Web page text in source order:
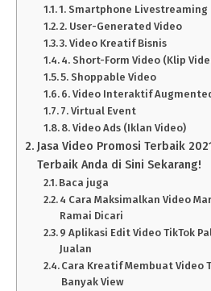
1. Smartphone Livestreaming
2. User-Generated Video
3. Video Kreatif Bisnis
4. Short-Form Video (Klip
5. Shoppable Video
6. Video Interaktif
7. Virtual Event
8. Video Ads (Iklan Video)
Jasa Video Promosi Terbaik
Terbaik Anda di Sini Sekarang!
Baca juga
4 Cara Maksimalkan Video
Ramai Dicari
9 Aplikasi Edit Video TikTok
Jualan
Cara Kreatif Membuat Video
Banyak View